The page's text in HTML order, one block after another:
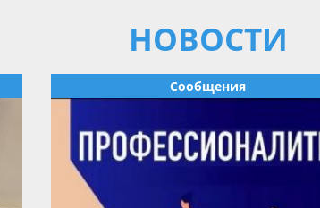
НОВОСТИ
Сообщения